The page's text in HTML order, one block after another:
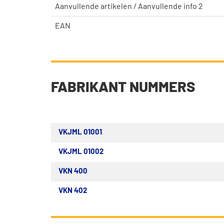
Aanvullende artikelen / Aanvullende info 2
EAN
FABRIKANT NUMMERS
VKJML 01001
VKJML 01002
VKN 400
VKN 402